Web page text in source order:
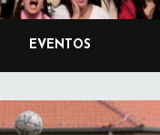
EVENTOS